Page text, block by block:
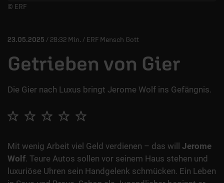
MITMACHEN
Player starten/anhalten
© ERF
23.05.2025 / 28:32 Min. / ERF Mensch Gott
Getrieben von Gier
Die Gier nach Luxus bringt Jerome Wolf ins Gefängnis.
Mit wenig Arbeit viel Geld verdienen – das will Jerome
Wolf. Teure Autos sollen vor seinem Haus stehen und
luxuriöse Uhren sein Handgelenk schmücken. Ein Leben